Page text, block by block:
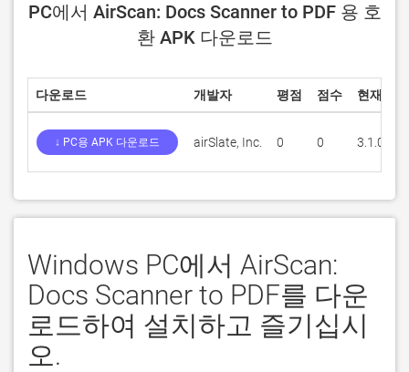
PC에서 AirScan: Docs Scanner to PDF 용 호
환 APK 다운로드
다운로드 개발자 평점 점수 현재 버
↓ PC용 APK 다운로드 airSlate, Inc. 0 0 3.1.0
Windows PC에서 AirScan:
Docs Scanner to PDF를 다운
로드하여 설치하고 즐기십시
오.